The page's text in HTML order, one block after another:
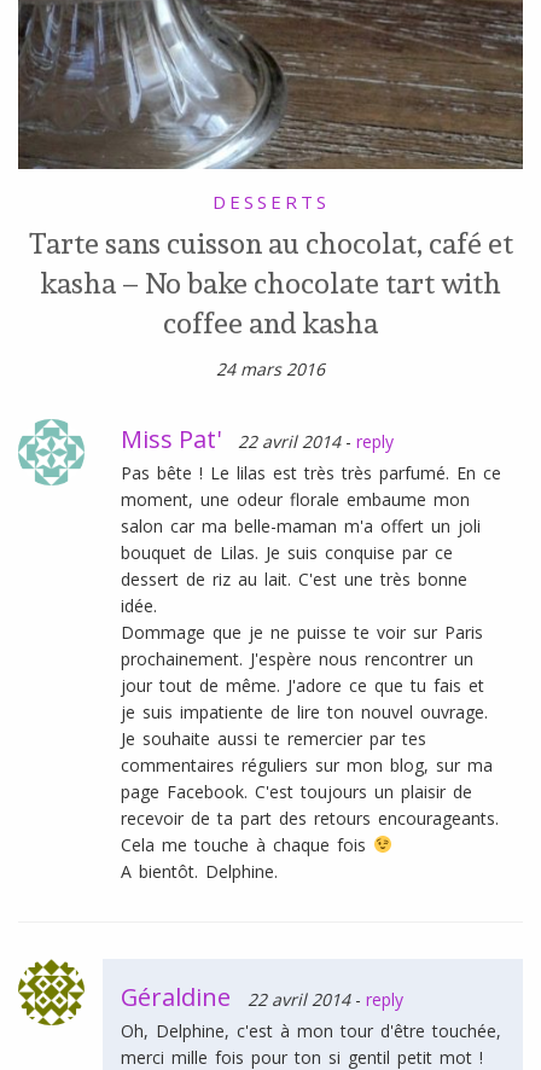
DESSERTS
Tarte sans cuisson au chocolat, café et
kasha – No bake chocolate tart with
coffee and kasha
24 mars 2016
Miss Pat' 22 avril 2014 - reply
Pas bête ! Le lilas est très très parfumé. En ce
moment, une odeur florale embaume mon
salon car ma belle-maman m'a offert un joli
bouquet de Lilas. Je suis conquise par ce
dessert de riz au lait. C'est une très bonne
idée.
Dommage que je ne puisse te voir sur Paris
prochainement. J'espère nous rencontrer un
jour tout de même. J'adore ce que tu fais et
je suis impatiente de lire ton nouvel ouvrage.
Je souhaite aussi te remercier par tes
commentaires réguliers sur mon blog, sur ma
page Facebook. C'est toujours un plaisir de
recevoir de ta part des retours encourageants.
Cela me touche à chaque fois
A bientôt. Delphine.
Géraldine 22 avril 2014 - reply
Oh, Delphine, c'est à mon tour d'être touchée,
merci mille fois pour ton si gentil petit mot !